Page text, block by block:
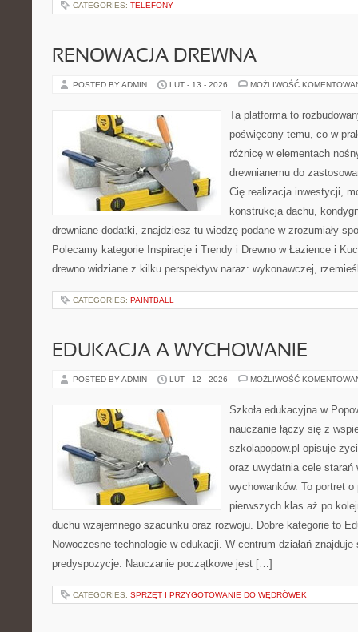
CATEGORIES: TELEFONY
RENOWACJA DREWNA
POSTED BY ADMIN LUT - 13 - 2026 MOŻLIWOŚĆ
Ta platforma to
poświęcony temu, co w
różnicę w elementach
drewnianemu do
Cię realizacja inwestycji,
konstrukcja dachu,
drewniane dodatki, znajdziesz tu wiedzę podane w zrozumiały
Polecamy kategorie Inspiracje i Trendy i Drewno w Łazience i
drewno widziane z kilku perspektyw naraz: wykonawczej,
CATEGORIES: PAINTBALL
EDUKACJA A WYCHOWANIE
POSTED BY ADMIN LUT - 12 - 2026 MOŻLIWOŚĆ
Szkoła edukacyjna w
nauczanie łączy się z
szkolapopow.pl opisuje
oraz uwydatnia cele starań
wychowanków. To portret
pierwszych klas aż po
duchu wzajemnego szacunku oraz rozwoju. Dobre kategorie to
Nowoczesne technologie w edukacji. W centrum działań znajduje
predyspozycje. Nauczanie początkowe jest […]
CATEGORIES: SPRZĘT I PRZYGOTOWANIE DO WĘDRÓWEK